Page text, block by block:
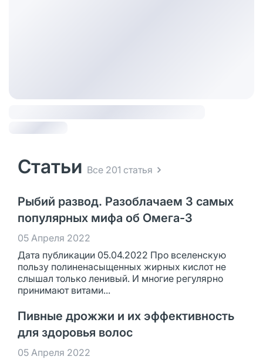
Статьи Все 201 статья
Рыбий развод. Разоблачаем 3 самых
популярных мифа об Омега-3
05 Апреля 2022
Дата публикации 05.04.2022 Про вселенскую
пользу полиненасыщенных жирных кислот не
слышал только ленивый. И многие регулярно
принимают витами...
Пивные дрожжи и их эффективность
для здоровья волос
05 Апреля 2022